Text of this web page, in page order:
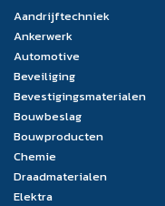
Aandrijftechniek
Ankerwerk
Automotive
Beveiliging
Bevestigingsmaterialen
Bouwbeslag
Bouwproducten
Chemie
Draadmaterialen
Elektra